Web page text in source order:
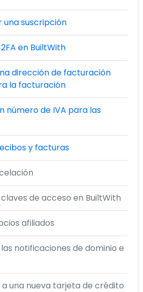
suscripción
en BuiltWith
dirección de facturación
la facturación
número de IVA para las
y facturas
de acceso en BuiltWith
afiliados
notificaciones de dominio e
una nueva tarjeta de crédito